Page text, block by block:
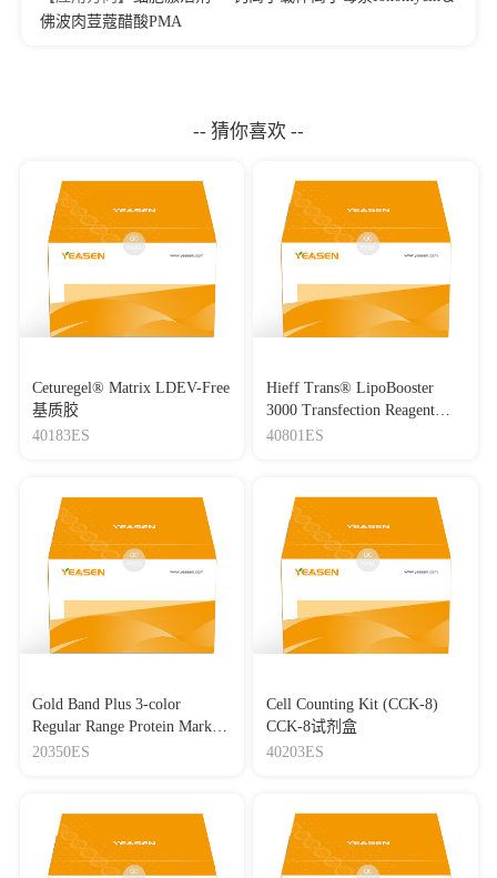
佛波肉荳蔻醋酸PMA
-- 猜你喜欢 --
Ceturegel® Matrix LDEV-Free
基质胶
40183ES
Hieff Trans® LipoBooster
3000 Transfection Reagent
Lipo3000转染试剂
40801ES
Gold Band Plus 3-color
Regular Range Protein Marker
(8-180 kDa) 三色预染蛋白质
20350ES
Cell Counting Kit (CCK-8)
CCK-8试剂盒
40203ES